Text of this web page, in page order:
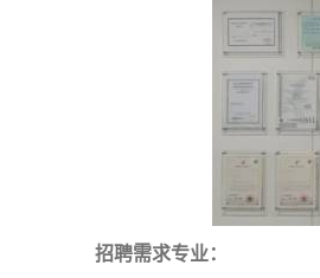
招聘需求专业：